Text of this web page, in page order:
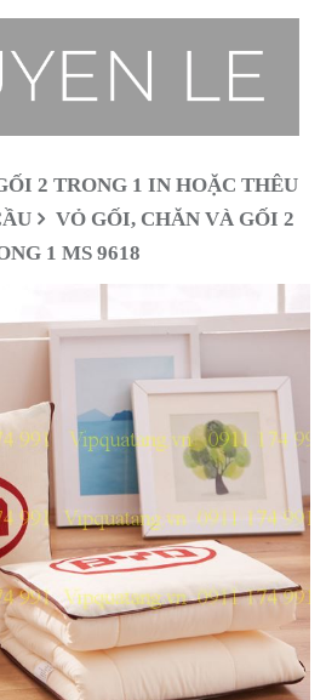
2 TRONG 1 IN HOẶC THÊU
VỎ GỐI, CHĂN VÀ GỐI 2
1 MS 9618